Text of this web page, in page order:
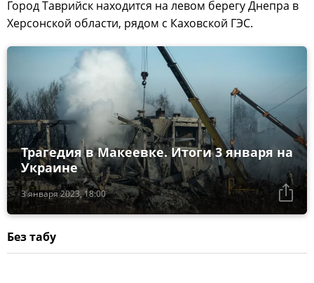
Город Таврийск находится на левом берегу Днепра в
Херсонской области, рядом с Каховской ГЭС.
3 января 2023, 18:00
Трагедия в Макеевке. Итоги 3 января на
Украине
Без табу